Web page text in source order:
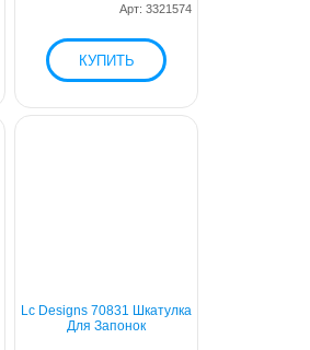
Арт: 3321574
Lc Designs 70831 Шкатулка
Для Запонок